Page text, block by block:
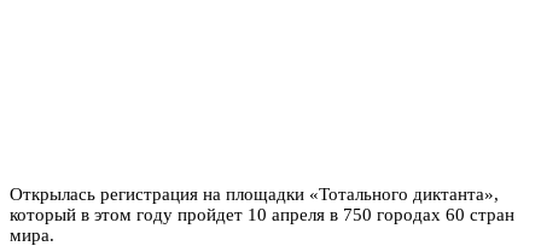
Открылась регистрация на площадки «Тотального диктанта»,
который в этом году пройдет 10 апреля в 750 городах 60 стран
мира.